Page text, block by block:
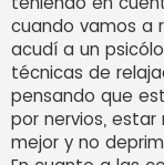
cuando vamos a
acudí a un
técnicas de
pensando que
por nervios,
mejor y no